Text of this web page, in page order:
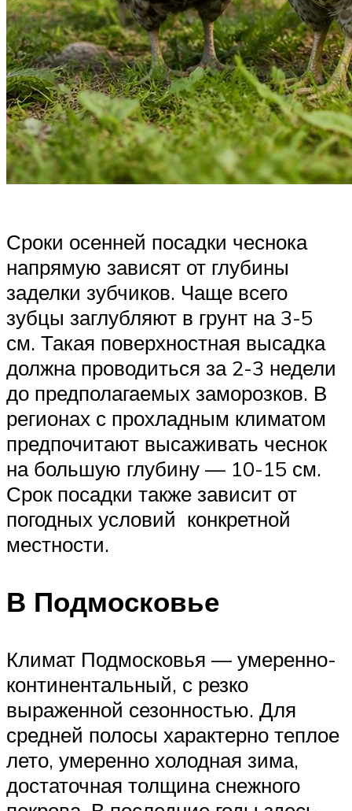
Сроки осенней посадки чеснока
напрямую зависят от глубины
заделки зубчиков. Чаще всего
зубцы заглубляют в грунт на 3-5
см. Такая поверхностная высадка
должна проводиться за 2-3 недели
до предполагаемых заморозков. В
регионах с прохладным климатом
предпочитают высаживать чеснок
на большую глубину — 10-15 см.
Срок посадки также зависит от
погодных условий конкретной
местности.
В Подмосковье
Климат Подмосковья — умеренно-
континентальный, с резко
выраженной сезонностью. Для
средней полосы характерно теплое
лето, умеренно холодная зима,
достаточная толщина снежного